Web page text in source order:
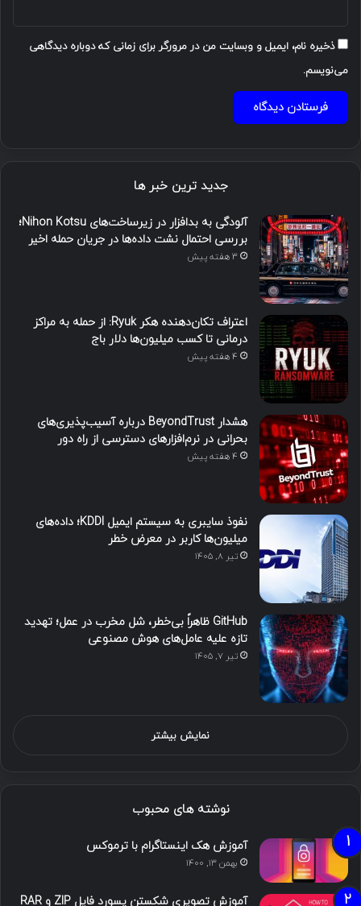
ذخیره نام، ایمیل و وبسایت من در مرورگر برای زمانی که دوباره دیدگاهی
می‌نویسم.
جدید ترین خبر ها
آلودگی به بدافزار در زیرساخت‌های Nihon Kotsu؛
بررسی احتمال نشت داده‌ها در جریان حمله اخیر
3 هفته پیش
اعتراف تکان‌دهنده هکر Ryuk: از حمله به مراکز
درمانی تا کسب میلیون‌ها دلار باج
4 هفته پیش
هشدار BeyondTrust درباره آسیب‌پذیری‌های
بحرانی در نرم‌افزارهای دسترسی از راه دور
4 هفته پیش
نفوذ سایبری به سیستم ایمیل KDDI؛ داده‌های
میلیون‌ها کاربر در معرض خطر
تیر ۸, ۱۴۰۵
GitHub ظاهراً بی‌خطر، شل مخرب در عمل؛ تهدید
تازه علیه عامل‌های هوش مصنوعی
تیر ۷, ۱۴۰۵
نمایش بیشتر
نوشته های محبوب
آموزش هک اینستاگرام با ترموکس
بهمن ۱۳, ۱۴۰۰
آموزش تصویری شکستن پسورد فایل ZIP و RAR